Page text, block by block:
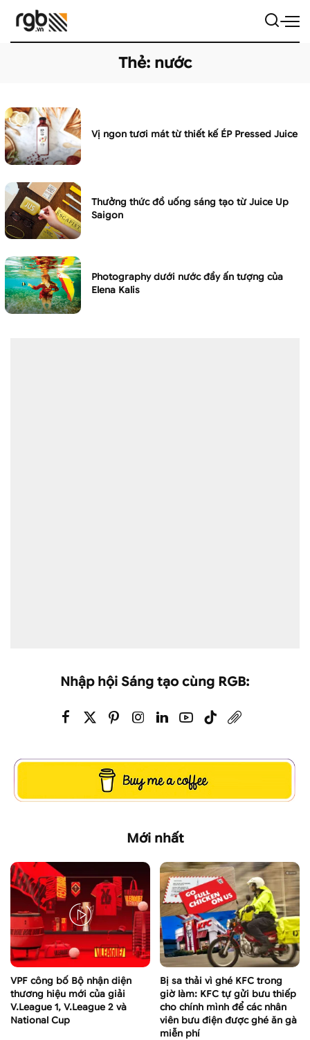
Thẻ: nước
Vị ngon tươi mát từ thiết kế ÉP Pressed Juice
Thưởng thức đồ uống sáng tạo từ Juice Up
Saigon
Photography dưới nước đầy ấn tượng của
Elena Kalis
Nhập hội Sáng tạo cùng RGB:
Mới nhất
VPF công bố Bộ nhận diện
thương hiệu mới của giải
V.League 1, V.League 2 và
National Cup
Bị sa thải vì ghé KFC trong
giờ làm: KFC tự gửi bưu thiếp
cho chính mình để các nhân
viên bưu điện được ghé ăn gà
miễn phí